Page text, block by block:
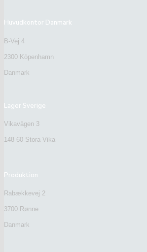
Huvudkontor Danmark
B-Vej 4
2300 Köpenhamn
Danmark
Lager Sverige
Vikavägen 3
148 60 Stora Vika
Produktion
Rabækkevej 2
3700 Rønne
Danmark